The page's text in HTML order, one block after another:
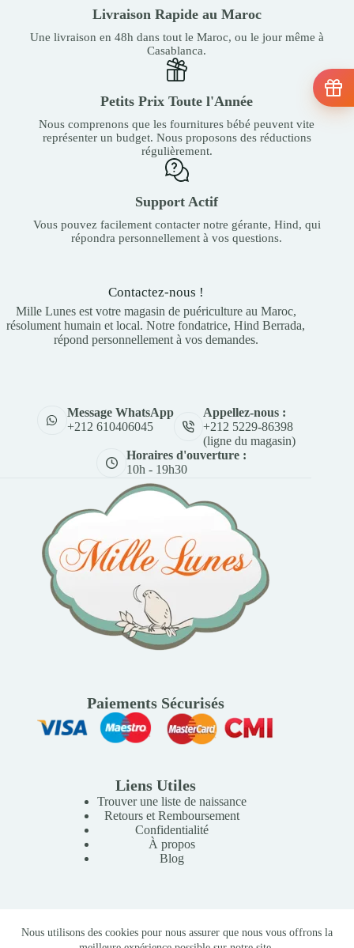
Nous utilisons des cookies pour nous assurer que nous vous offrons la
Livraison Rapide au Maroc
Une livraison en 48h dans tout le Maroc, ou le jour même à
Casablanca.
Petits Prix Toute l'Année
Nous comprenons que les fournitures bébé peuvent vite
représenter un budget. Nous proposons des réductions
régulièrement.
Support Actif
Vous pouvez facilement contacter notre gérante, Hind, qui
répondra personnellement à vos questions.
Contactez-nous !
Mille Lunes est votre magasin de puériculture au Maroc,
résolument humain et local. Notre fondatrice, Hind Berrada,
répond personnellement à vos demandes.
Message WhatsApp
+212 610406045
Appellez-nous :
+212 5229-86398
(ligne du magasin)
Horaires d'ouverture :
10h - 19h30
Paiements Sécurisés
Liens Utiles
Trouver une liste de naissance
Retours et Remboursement
Confidentialité
À propos
Blog
Copyright © 2026 Mille Lunes - Création du site :
Baptiste
-Conditions Générales de Vente